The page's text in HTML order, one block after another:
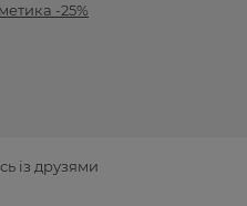
-25%
із друзями